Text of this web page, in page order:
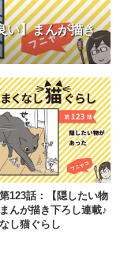
い】まんが描き
第123話：【隠したい物
んが描き下ろし連載♪
し猫ぐらし